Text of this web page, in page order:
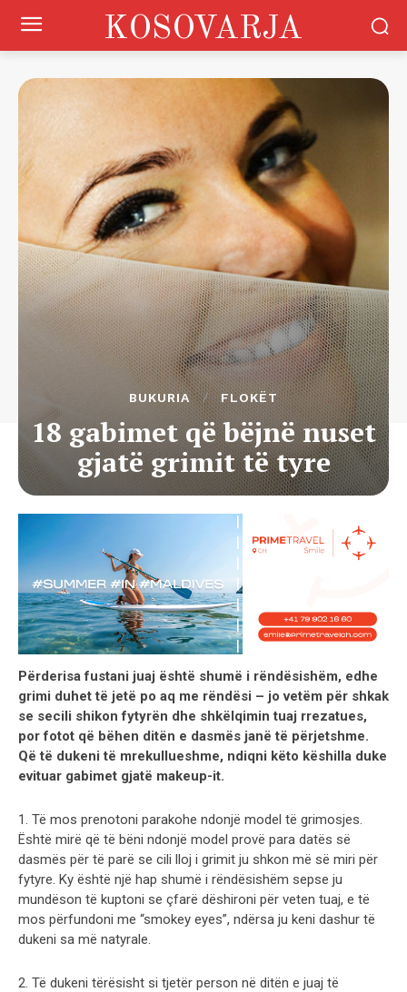
KOSOVARJA
BUKURIA FLOKËT
18 gabimet që bëjnë nuset
gjatë grimit të tyre
Përderisa fustani juaj është shumë i rëndësishëm, edhe
grimi duhet të jetë po aq me rëndësi – jo vetëm për shkak
se secili shikon fytyrën dhe shkëlqimin tuaj rrezatues,
por fotot që bëhen ditën e dasmës janë të përjetshme.
Që të dukeni të mrekullueshme, ndiqni këto këshilla duke
evituar gabimet gjatë makeup-it.
1. Të mos prenotoni parakohe ndonjë model të grimosjes.
Është mirë që të bëni ndonjë model provë para datës së
dasmës për të parë se cili lloj i grimit ju shkon më së miri për
fytyre. Ky është një hap shumë i rëndësishëm sepse ju
mundëson të kuptoni se çfarë dëshironi për veten tuaj, e të
mos përfundoni me “smokey eyes”, ndërsa ju keni dashur të
dukeni sa më natyrale.
2. Të dukeni tërësisht si tjetër person në ditën e juaj të